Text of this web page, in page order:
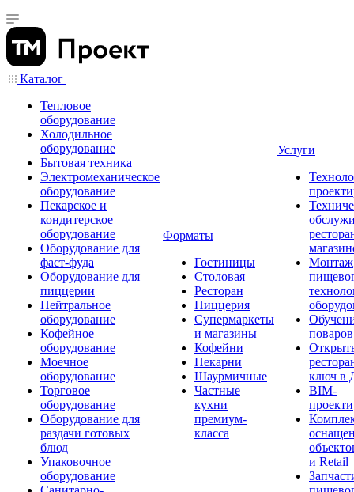
Каталог
Тепловое
оборудование
Холодильное
оборудование
Бытовая техника
Электромеханическое
оборудование
Пекарское и
кондитерское
оборудование
Оборудование для
фаст-фуда
Оборудование для
пиццерии
Нейтральное
оборудование
Кофейное
оборудование
Моечное
оборудование
Торговое
оборудование
Оборудование для
раздачи готовых
блюд
Упаковочное
оборудование
Форматы
Гостиницы
Столовая
Ресторан
Пиццерия
Супермаркеты
и магазины
Кофейни
Пекарни
Шаурмичные
Частные
кухни
премиум-
класса
Услуги
Монтаж
поваров
ключ в
BIM-
и Retail